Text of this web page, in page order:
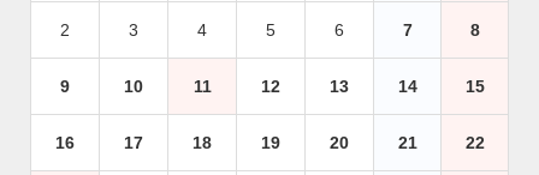
2 3 4 5 6 7 8
9 10 11 12 13 14 15
16 17 18 19 20 21 22